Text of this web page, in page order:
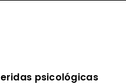
psicológicas